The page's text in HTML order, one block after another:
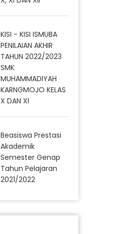
KISI - KISI ISMUBA
PENILAIAN AKHIR
TAHUN 2022/2023
SMK
MUHAMMADIYAH
KARNGMOJO KELAS
X DAN XI
Beasiswa Prestasi
Akademik
Semester Genap
Tahun Pelajaran
2021/2022